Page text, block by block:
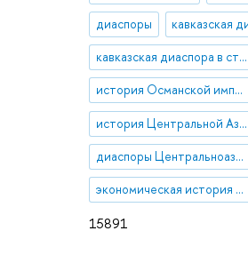
15891
диаспоры
кавказская диаспора в странах Ближнего Востока и Северной Африки
история Османской империи
история Центральной Азии
диаспоры Центральноазиатских народов в Турции
экономическая история Кавказа, Турции, Центральной Азии